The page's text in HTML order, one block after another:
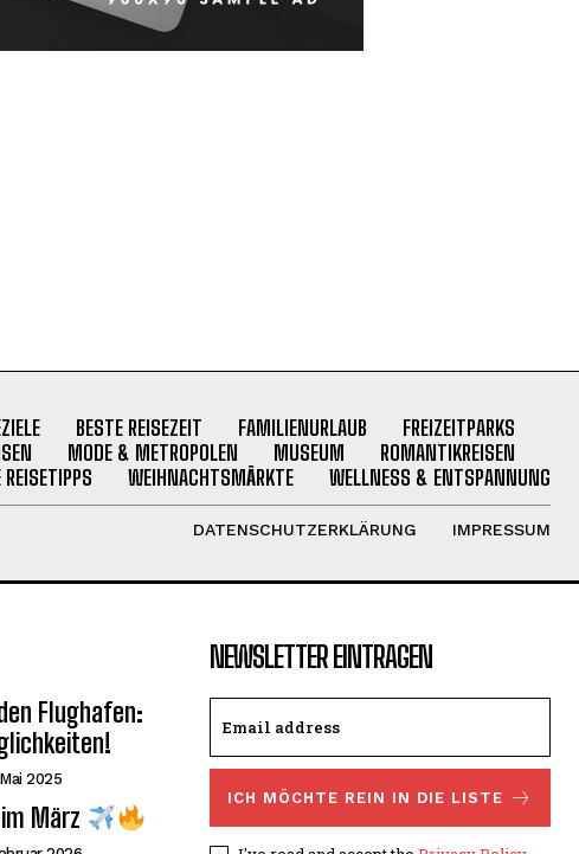
BESTE REISEZEIT FAMILIENURLAUB
FREIZEITPARKS
MODE & METROPOLEN MUSEUM
ROMANTIKREISEN
WEIHNACHTSMÄRKTE WELLNESS & ENTSPANNUNG
DATENSCHUTZERKLÄRUNG IMPRESSUM
Flughafen:
2025
März
NEWSLETTER EINTRAGEN
ICH MÖCHTE REIN IN DIE LISTE